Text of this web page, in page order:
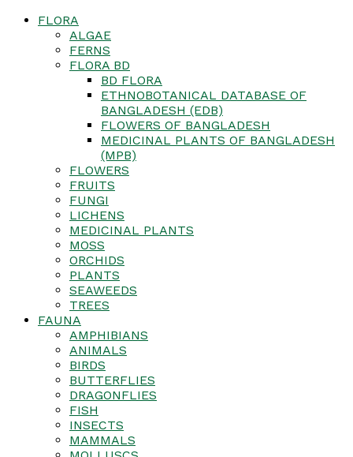
FLORA
ALGAE
FERNS
FLORA BD
BD FLORA
ETHNOBOTANICAL DATABASE OF
BANGLADESH (EDB)
FLOWERS OF BANGLADESH
MEDICINAL PLANTS OF BANGLADESH
(MPB)
FLOWERS
FRUITS
FUNGI
LICHENS
MEDICINAL PLANTS
MOSS
ORCHIDS
PLANTS
SEAWEEDS
TREES
FAUNA
AMPHIBIANS
ANIMALS
BIRDS
BUTTERFLIES
DRAGONFLIES
FISH
INSECTS
MAMMALS